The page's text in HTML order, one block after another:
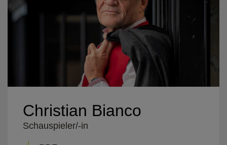
Christian Bianco
Schauspieler/-in